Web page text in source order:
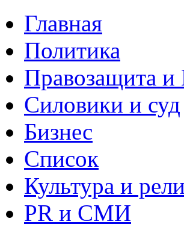
Главная
Политика
Правозащита
Силовики и суд
Бизнес
Список
Культура и
PR и СМИ